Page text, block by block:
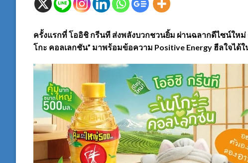
ครั้งแรกที่ โออิชิ กรีนที ส่งพลังบวกชวนยิ้ม ผ่านฉลากดีไซน์ใหม่
โกะ คอลเลกชัน” มาพร้อมข้อความ Positive Energy ฮีลใจได้